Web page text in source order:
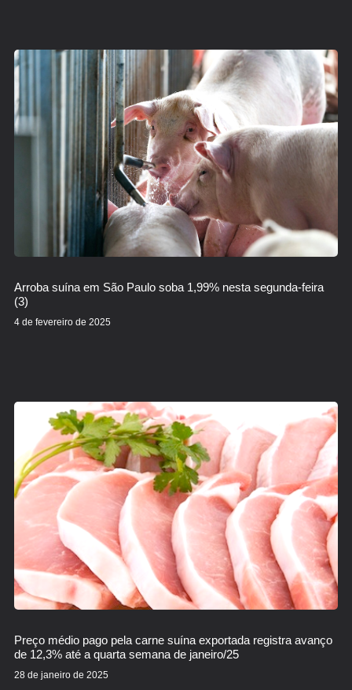
Arroba suína em São Paulo soba 1,99% nesta segunda-feira
(3)
4 de fevereiro de 2025
Preço médio pago pela carne suína exportada registra avanço
de 12,3% até a quarta semana de janeiro/25
28 de janeiro de 2025